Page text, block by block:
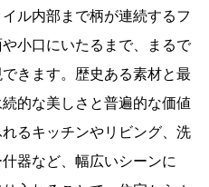
ル内部まで柄が連続するフ
小口にいたるまで、まるで
きます。歴史ある素材と最
的な美しさと普遍的な価値
るキッチンやリビング、洗
器など、幅広いシーンに